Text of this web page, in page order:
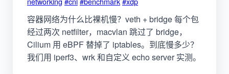
容器网络为什么比裸机慢？veth + bridge 每个包
经过两次 netfilter，macvlan 跳过了 bridge，
Cilium 用 eBPF 替掉了 iptables。到底慢多少？
我们用 iperf3、wrk 和自定义 echo server 实测。